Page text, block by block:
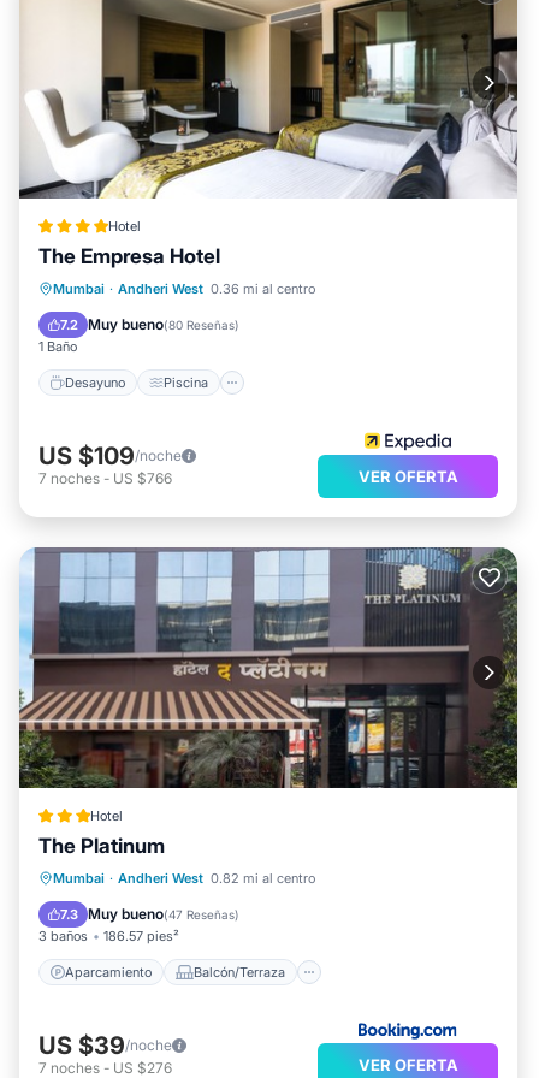
Hotel
The Empresa Hotel
Mumbai · Andheri West 0.36 mi al centro
7.2 Muy bueno(80 Reseñas)
1 Baño
Desayuno Piscina
Desayuno Piscina
Spa
Balcón/Terraza
US $109/noche
7 noches - US $766 VER OFERTA
Hotel
The Platinum
Mumbai · Andheri West 0.82 mi al centro
7.3 Muy bueno(47 Reseñas)
3 baños 186.57 pies²
Aparcamiento Balcón/Terraza
Aparcamiento
Balcón/Terraza
Aire acondicionado
US $39/noche
7 noches - US $276 VER OFERTA